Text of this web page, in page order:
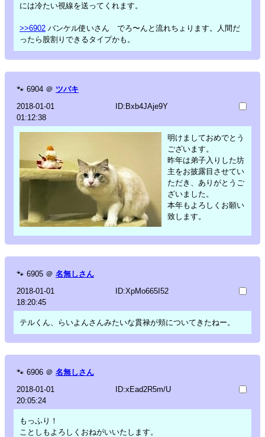
には冷たい視線を送ってくれます。
>>6902 バンケル使いさん でろ〜んと流れちょります。人間だ
ったら股割りできるタイプかも。
🐾 6904 ＠ ツバキ
2018-01-01
01:12:38
ID:Bxb4JAje9Y
明けましておめでとう
ございます。
昨年は弟子入りした坊
主をお披露目させてい
ただき、ありがとうご
ざいました。
本年もよろしくお願い
致します。
🐾 6905 ＠ 名無しさん
2018-01-01
18:20:45
ID:XpMo665I52
テルくん、らいよんさんみたいな貫禄が頬についてきたねー。
🐾 6906 ＠ 名無しさん
2018-01-01
20:05:24
ID:xEad2R5m/U
もっふり！
ことしもよろしくおねがいいたします。